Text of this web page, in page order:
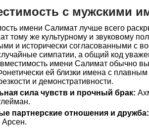
с мужскими
имени Салимат лучше всего
тому же культурному и звуковому
и исторически согласованными с
симпатии, а общий код
имени Салимат обычно
ей близки имена с плавным
и демонстративности.
сила чувств и прочный брак:
партнерские отношения и дружба: